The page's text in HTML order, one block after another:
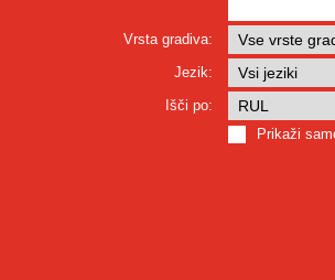
Vrsta gradiva:
Jezik:
Išči po:
Prikaži